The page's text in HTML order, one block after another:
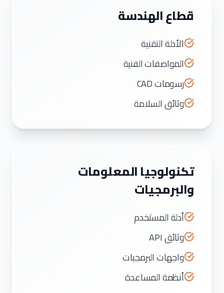
قطاع الهندسة
الأدلة التقنية
المواصفات الفنية
رسومات CAD
وثائق السلامة
تكنولوجيا المعلومات
والبرمجيات
أدلة المستخدم
وثائق API
واجهات البرمجيات
أنظمة المساعدة